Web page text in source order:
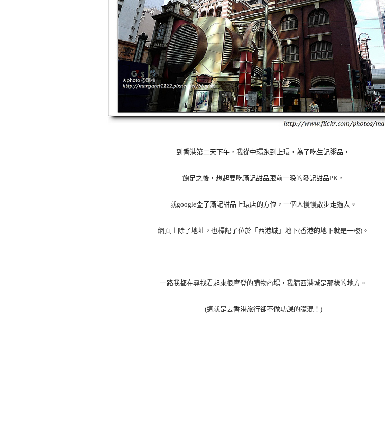
到香港第二天下午，我從中環跑到上環，為了吃生記粥品，
飽足之後，想起要吃滿記甜品跟前一晚的發記甜品PK，
就google查了滿記甜品上環店的方位，一個人慢慢散步走過去。
網頁上除了地址，也標記了位於「西港城」地下(香港的地下就是一樓)。
一路我都在尋找看起來很摩登的購物商場，我猜西港城是那樣的地方。
(這就是去香港旅行卻不做功課的矇混！)